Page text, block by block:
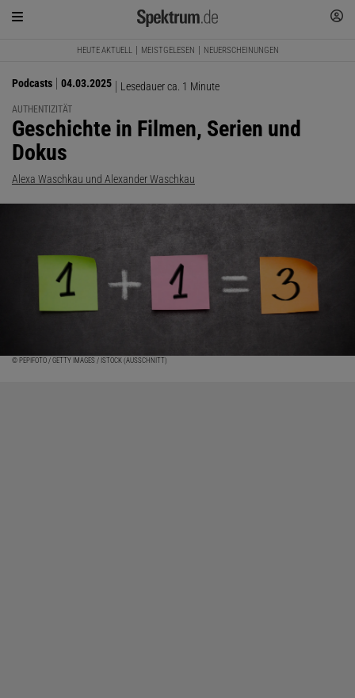
HEUTE AKTUELL MEISTGELESEN NEUERSCHEINUNGEN
Podcasts 04.03.2025 Lesedauer ca. 1 Minute
AUTHENTIZITÄT
:
Geschichte in Filmen, Serien und
Dokus
Alexa Waschkau und Alexander Waschkau
© PEPIFOTO / GETTY IMAGES / ISTOCK (AUSSCHNITT)